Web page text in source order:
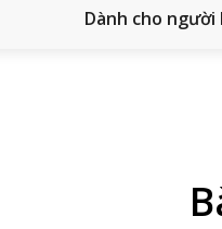
Dành cho người